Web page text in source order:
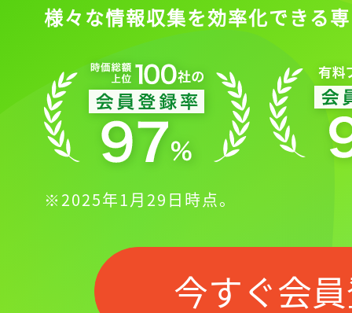
様々な情報収集を効率化できる
※2025年1月29日時点。
今すぐ会